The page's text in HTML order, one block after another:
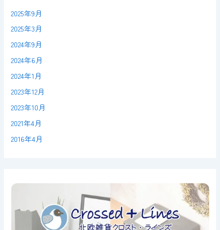
2025年9月
2025年3月
2024年9月
2024年6月
2024年1月
2023年12月
2023年10月
2021年4月
2016年4月